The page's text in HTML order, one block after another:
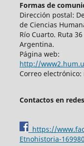
Formas de
Dirección postal:
de Ciencias
Río Cuarto. Ruta
Argentina.
Página web:
http://
Correo
Contactos en
https://
Etnohistoria-